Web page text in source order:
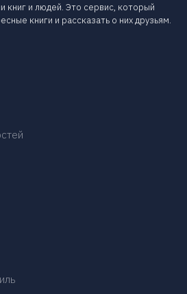
книг и людей. Это сервис, который
книги и рассказать о них друзьям.